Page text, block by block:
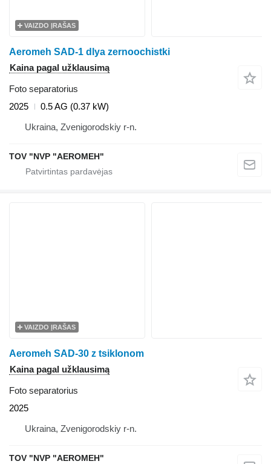
VAIZDO ĮRAŠAS
Aeromeh SAD-1 dlya zernoochistki
Kaina pagal užklausimą
Foto separatorius
2025
0.5 AG (0.37 kW)
Ukraina, Zvenigorodskiy r-n.
TOV "NVP "AEROMEH"
VAIZDO ĮRAŠAS
Aeromeh SAD-30 z tsiklonom
Kaina pagal užklausimą
Foto separatorius
2025
Ukraina, Zvenigorodskiy r-n.
TOV "NVP "AEROMEH"